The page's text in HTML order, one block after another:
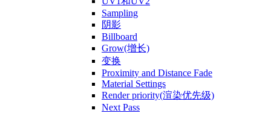
Sampling
阴影
Billboard
Grow(增长)
变换
Proximity and Distance Fade
Material Settings
Render priority(渲染优先级)
Next Pass